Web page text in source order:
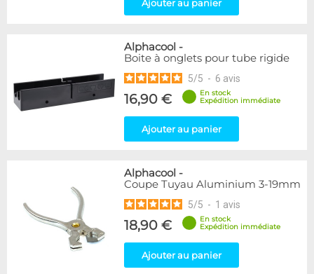
Ajouter au panier
Alphacool -
Boite à onglets pour tube rigide
5/5 - 6 avis
16,90 €
En stock
Expédition immédiate
Ajouter au panier
Alphacool -
Coupe Tuyau Aluminium 3-19mm
5/5 - 1 avis
18,90 €
En stock
Expédition immédiate
Ajouter au panier